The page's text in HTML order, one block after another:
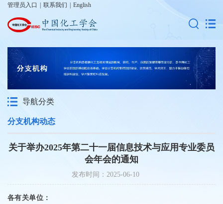
管理员入口 联系我们 English
导航分类
分支机构动态
关于举办2025年第二十一届信息技术与应用专业委员
会年会的通知
发布时间：2025-06-10
各有关单位：